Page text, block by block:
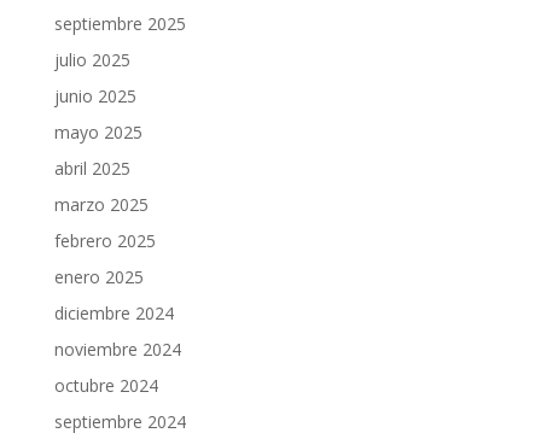
septiembre 2025
julio 2025
junio 2025
mayo 2025
abril 2025
marzo 2025
febrero 2025
enero 2025
diciembre 2024
noviembre 2024
octubre 2024
septiembre 2024